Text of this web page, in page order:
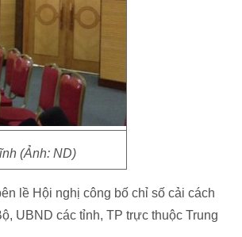
(Ảnh: ND)
lề Hội nghị công bố chỉ số cải cách
UBND các tỉnh, TP trực thuộc Trung